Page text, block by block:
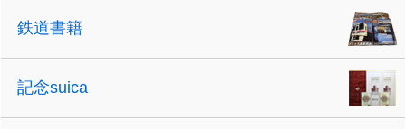
鉄道書籍
記念suica